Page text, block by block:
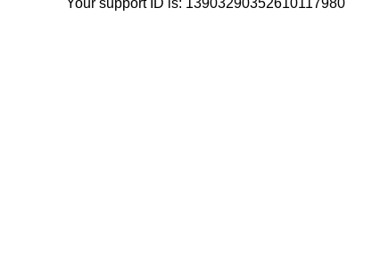
Your support ID is: 13903290352610117980